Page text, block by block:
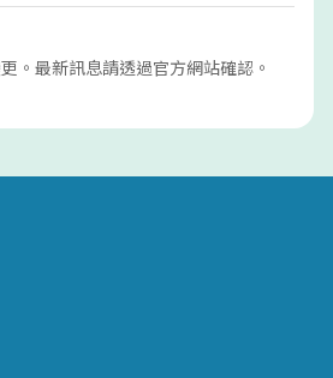
。最新訊息請透過官方網站確認。